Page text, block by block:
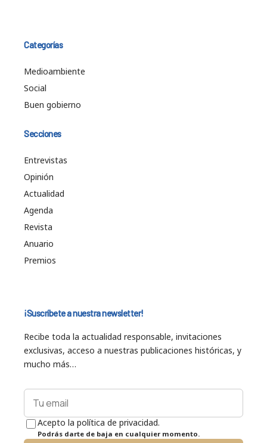
Categorías
Medioambiente
Social
Buen gobierno
Secciones
Entrevistas
Opinión
Actualidad
Agenda
Revista
Anuario
Premios
¡Suscríbete a nuestra newsletter!
Recibe toda la actualidad responsable, invitaciones
exclusivas, acceso a nuestras publicaciones históricas, y
mucho más…
Acepto la política de privacidad.
Podrás darte de baja en cualquier momento.